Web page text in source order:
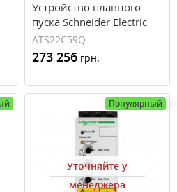
Устройство плавного
пуска Schneider Electric
серии Altistart ATS22
590A 400В (ATS22C59Q)
ATS22C59Q
273 256 грн.
Популярный
Уточняйте у
менеджера